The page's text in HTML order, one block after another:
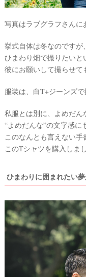
写真はラブグラフさんに
挙式自体は冬なのですが、
ひまわり畑で撮りたいと
彼にお願いして撮らせて
服装は、白T+ジーンズ
私服とは別に、よめだん
“よめだんな”の文字感に
このなんとも言えない手
このTシャツを購入しま
ひまわりに囲まれたい
ウ
ェ
ィ
ン
グ
フ
ォ